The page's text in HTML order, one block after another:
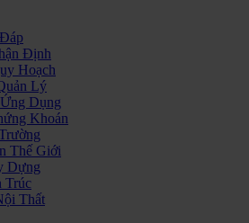
Định
Hoạch
Lý
Dụng
Khoán
Thế Giới
Dựng
Trúc
Thất